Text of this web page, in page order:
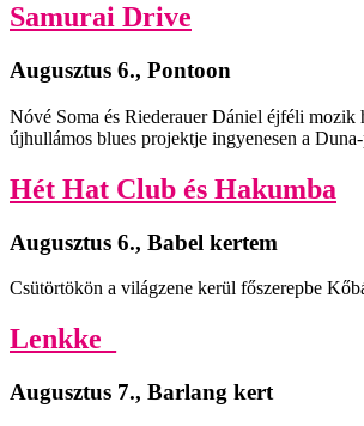
Samurai Drive
Augusztus 6., Pontoon
Nóvé Soma és Riederauer Dániel éjféli mozik
újhullámos blues projektje ingyenesen a
Hét Hat Club és Hakumba
Augusztus 6., Babel kertem
Csütörtökön a világzene kerül főszerepbe
Lenkke_
Augusztus 7., Barlang kert